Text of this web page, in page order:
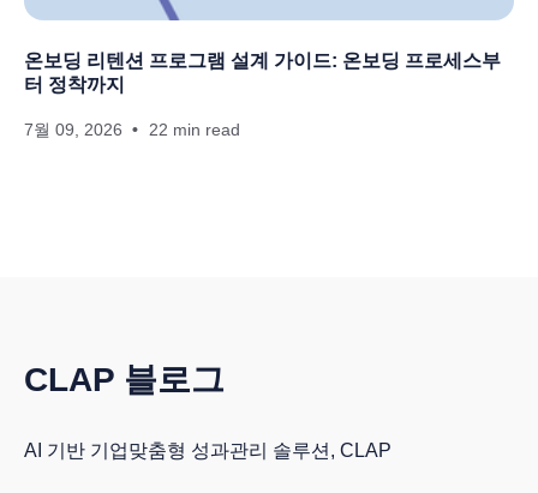
온보딩 리텐션 프로그램 설계 가이드: 온보딩 프로세스부
터 정착까지
7월 09, 2026 22 min read
CLAP 블로그
AI 기반 기업맞춤형 성과관리 솔루션, CLAP